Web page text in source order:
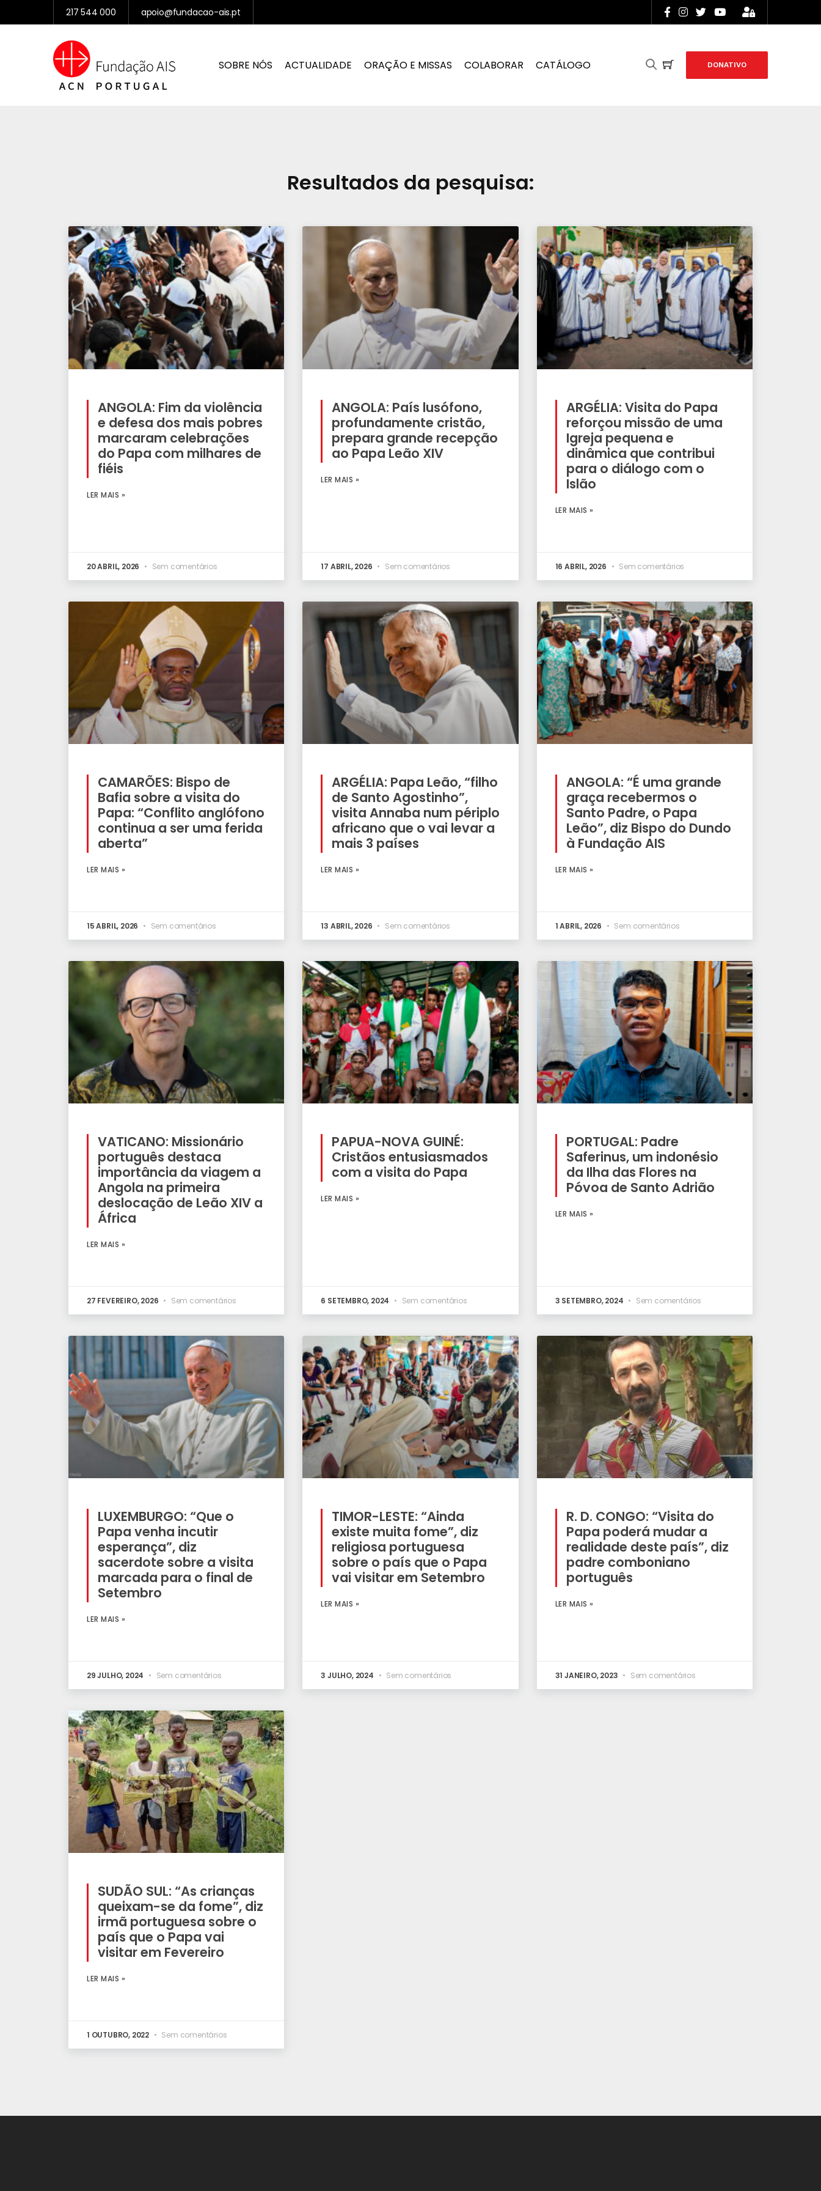
217 544 000 apoio@fundacao-ais.pt
SOBRE NÓS ACTUALIDADE ORAÇÃO E MISSAS COLABORAR CATÁLOGO DONATIVO
Resultados da pesquisa:
ANGOLA: Fim da violência
e defesa dos mais pobres
marcaram celebrações
do Papa com milhares de
fiéis
LER MAIS »
20 ABRIL, 2026 Sem comentários
ANGOLA: País lusófono,
profundamente cristão,
prepara grande recepção
ao Papa Leão XIV
LER MAIS »
17 ABRIL, 2026 Sem comentários
ARGÉLIA: Visita do Papa
reforçou missão de uma
Igreja pequena e
dinâmica que contribui
para o diálogo com o
Islão
LER MAIS »
16 ABRIL, 2026 Sem comentários
CAMARÕES: Bispo de
Bafia sobre a visita do
Papa: “Conflito anglófono
continua a ser uma ferida
aberta”
LER MAIS »
15 ABRIL, 2026 Sem comentários
ARGÉLIA: Papa Leão, “filho
de Santo Agostinho”,
visita Annaba num périplo
africano que o vai levar a
mais 3 países
LER MAIS »
13 ABRIL, 2026 Sem comentários
ANGOLA: “É uma grande
graça recebermos o
Santo Padre, o Papa
Leão”, diz Bispo do Dundo
à Fundação AIS
LER MAIS »
1 ABRIL, 2026 Sem comentários
VATICANO: Missionário
português destaca
importância da viagem a
Angola na primeira
deslocação de Leão XIV a
África
LER MAIS »
27 FEVEREIRO, 2026 Sem comentários
PAPUA-NOVA GUINÉ:
Cristãos entusiasmados
com a visita do Papa
LER MAIS »
6 SETEMBRO, 2024 Sem comentários
PORTUGAL: Padre
Saferinus, um indonésio
da Ilha das Flores na
Póvoa de Santo Adrião
LER MAIS »
3 SETEMBRO, 2024 Sem comentários
LUXEMBURGO: “Que o
Papa venha incutir
esperança”, diz
sacerdote sobre a visita
marcada para o final de
Setembro
LER MAIS »
29 JULHO, 2024 Sem comentários
TIMOR-LESTE: “Ainda
existe muita fome”, diz
religiosa portuguesa
sobre o país que o Papa
vai visitar em Setembro
LER MAIS »
3 JULHO, 2024 Sem comentários
R. D. CONGO: “Visita do
Papa poderá mudar a
realidade deste país”, diz
padre comboniano
português
LER MAIS »
31 JANEIRO, 2023 Sem comentários
SUDÃO SUL: “As crianças
queixam-se da fome”, diz
irmã portuguesa sobre o
país que o Papa vai
visitar em Fevereiro
LER MAIS »
1 OUTUBRO, 2022 Sem comentários